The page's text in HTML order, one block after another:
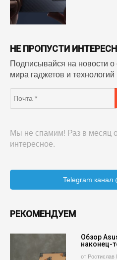
НЕ ПРОПУСТИ
Подписывайся на новости
мира гаджетов и технологий
Мы не спамим! Раз в месяц
интересное.
Telegram канал
РЕКОМЕНДУЕМ
Обзор
наконец-
от Ростислав